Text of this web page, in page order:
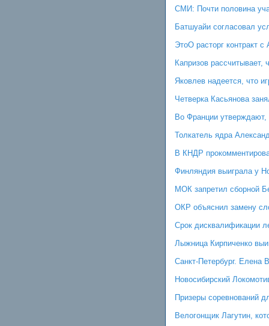
СМИ: Почти половина
Батшуайи согласовал
ЭтоО расторг контракт
Капризов
Яковлев надеется, что
Четверка Касьянова
Во Франции
Толкатель ядра
В КНДР
Финляндия выиграла у
МОК запретил сборной
ОКР объяснил замену
Срок дисквалификации
Лыжница Кирпиченко
Санкт-Петербург. Елена
Новосибирский
Призеры соревнований
Велогонщик Лагутин,